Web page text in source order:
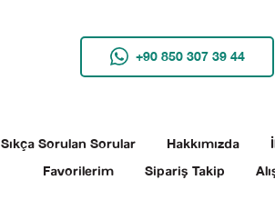
+90 850 307 39 44
Sıkça Sorulan Sorular Hakkımızda
Favorilerim
Sipariş Takip